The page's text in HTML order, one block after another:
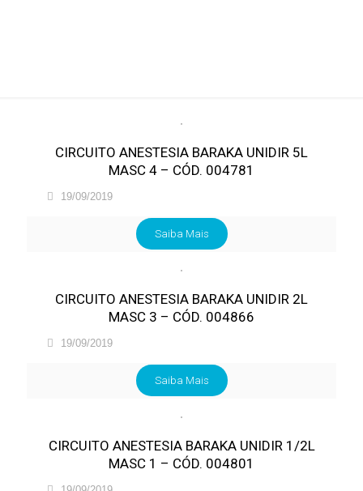
CIRCUITO ANESTESIA BARAKA UNIDIR 5L
MASC 4 – CÓD. 004781
19/09/2019
Saiba Mais
CIRCUITO ANESTESIA BARAKA UNIDIR 2L
MASC 3 – CÓD. 004866
19/09/2019
Saiba Mais
CIRCUITO ANESTESIA BARAKA UNIDIR 1/2L
MASC 1 – CÓD. 004801